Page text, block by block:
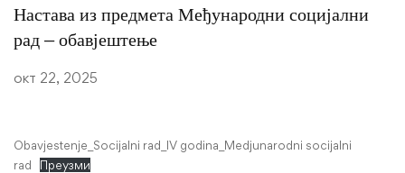
Настава из предмета Међународни социјални
рад – обавјештење
окт 22, 2025
Obavjestenje_Socijalni rad_IV godina_Medjunarodni socijalni
rad
Преузми